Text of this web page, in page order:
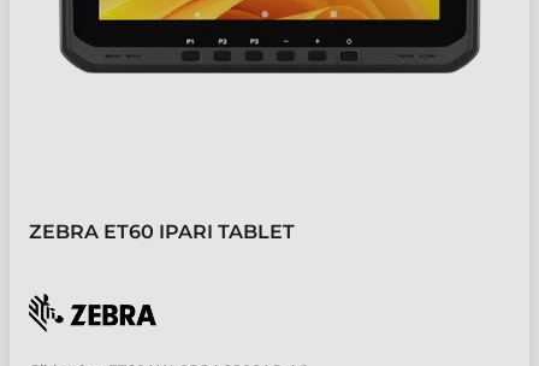
ZEBRA ET60 IPARI TABLET